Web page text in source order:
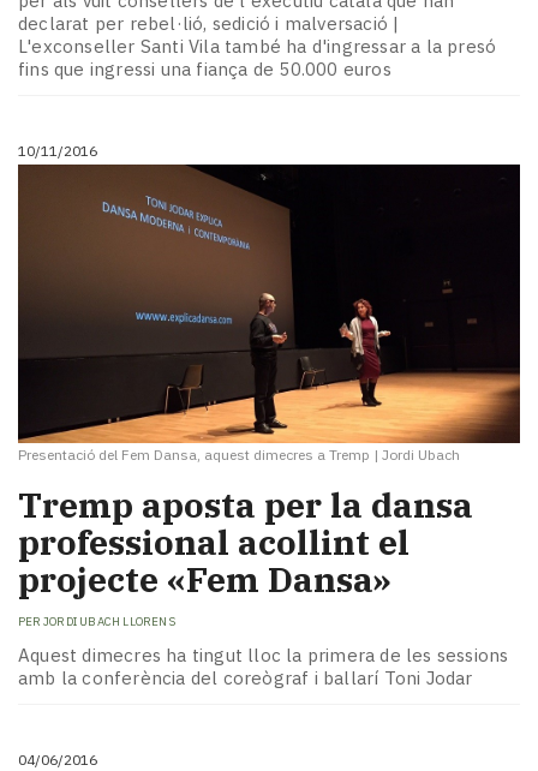
declarat per rebel·lió, sedició i malversació |
L'exconseller Santi Vila també ha d'ingressar a la presó
fins que ingressi una fiança de 50.000 euros
10/11/2016
Presentació del Fem Dansa, aquest dimecres a Tremp | Jordi Ubach
Tremp aposta per la dansa
professional acollint el
projecte «Fem Dansa»
PER JORDI UBACH LLORENS
Aquest dimecres ha tingut lloc la primera de les sessions
amb la conferència del coreògraf i ballarí Toni Jodar
04/06/2016